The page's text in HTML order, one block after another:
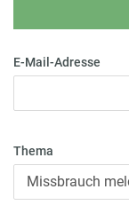
E-Mail-Adresse
Thema